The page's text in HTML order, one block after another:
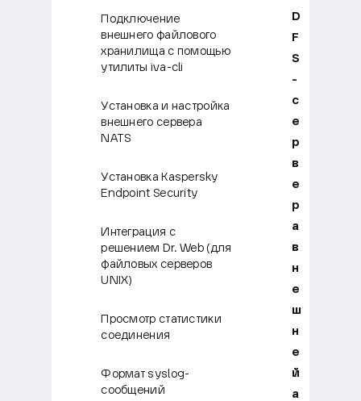
Подключение
внешнего файлового
хранилища с помощью
утилиты iva-cli
Установка и настройка
внешнего сервера
NATS
Установка Kaspersky
Endpoint Security
Интеграция с
решением Dr. Web (для
файловых серверов
UNIX)
Просмотр статистики
соединения
Формат syslog-
сообщений
D
F
S
-
с
е
р
в
е
р
а
в
н
е
ш
н
е
й
а